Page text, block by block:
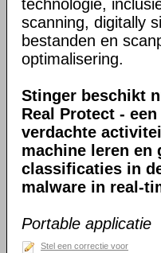
technologie,
scanning, digitally
bestanden en
optimalisering.
Stinger beschikt
Real Protect -
verdachte
machine leren en
classificaties in
malware in real-
Portable applicatie
Stel een correctie voor